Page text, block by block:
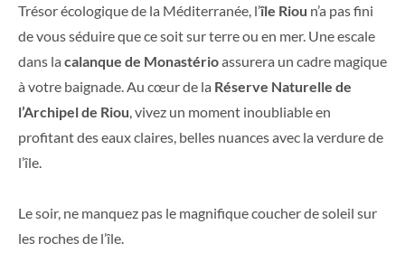
Trésor écologique de la Méditerranée, l’île Riou n’a pas fini
de vous séduire que ce soit sur terre ou en mer. Une escale
dans la calanque de Monastérioassurera un cadre magique
à votre baignade. Au cœur de la Réserve Naturelle de
l’Archipel de Riou, vivez un moment inoubliable en
profitant des eaux claires, belles nuances avec la verdure de
l’île.
Le soir, ne manquez pas le magnifique coucher de soleil sur
les roches de l’île.